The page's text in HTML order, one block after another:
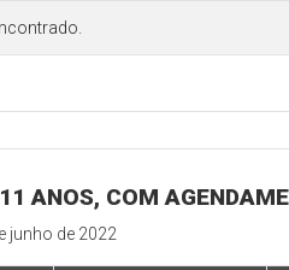
ANOS, COM
junho de 2022